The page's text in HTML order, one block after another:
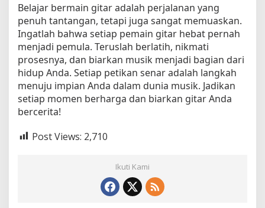
Belajar bermain gitar adalah perjalanan yang
penuh tantangan, tetapi juga sangat memuaskan.
Ingatlah bahwa setiap pemain gitar hebat pernah
menjadi pemula. Teruslah berlatih, nikmati
prosesnya, dan biarkan musik menjadi bagian dari
hidup Anda. Setiap petikan senar adalah langkah
menuju impian Anda dalam dunia musik. Jadikan
setiap momen berharga dan biarkan gitar Anda
bercerita!
Post Views: 2,710
Ikuti Kami